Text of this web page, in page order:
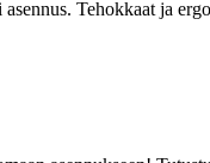
Tehokkaat ja